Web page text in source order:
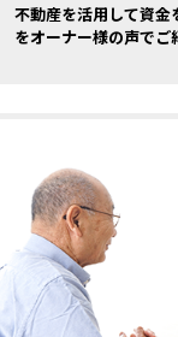
不動産を活用して資金
をオーナー様の声でご